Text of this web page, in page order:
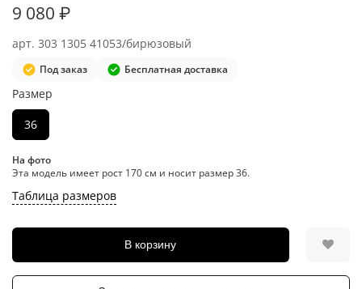
арт. 303 1305 41053/бирюзовый
Под заказ Бесплатная доставка
9 080 ₽
Таблица размеров
В корзину
Размер
36
На фото
Эта модель имеет рост 170 см и носит размер 36.